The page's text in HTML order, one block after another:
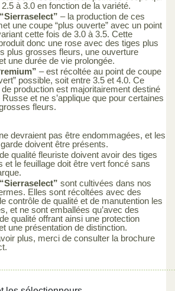
à 3.0 en fonction de la variété.
“Sierraselect” – la production de ces
une coupe “plus ouverte” avec un point
cette fois de 3.0 à 3.5. Cette
donc une rose avec des tiges plus
plus grosses fleurs, une ouverture
une durée de vie prolongée.
– est récoltée au point de coupe
possible, soit entre 3.5 et 4.0. Ce
production est majoritairement destiné
et ne s’applique que pour certaines
fleurs.
devraient pas être endommagées, et les
doivent être présents.
qualité fleuriste doivent avoir des tiges
et le feuillage doit être vert foncé sans
“Sierraselect” sont cultivées dans nos
Elles sont récoltées avec des
contrôle de qualité et de manutention les
et ne sont emballées qu’avec des
qualité offrant ainsi une protection
une présentation de distinction.
plus, merci de consulter la brochure